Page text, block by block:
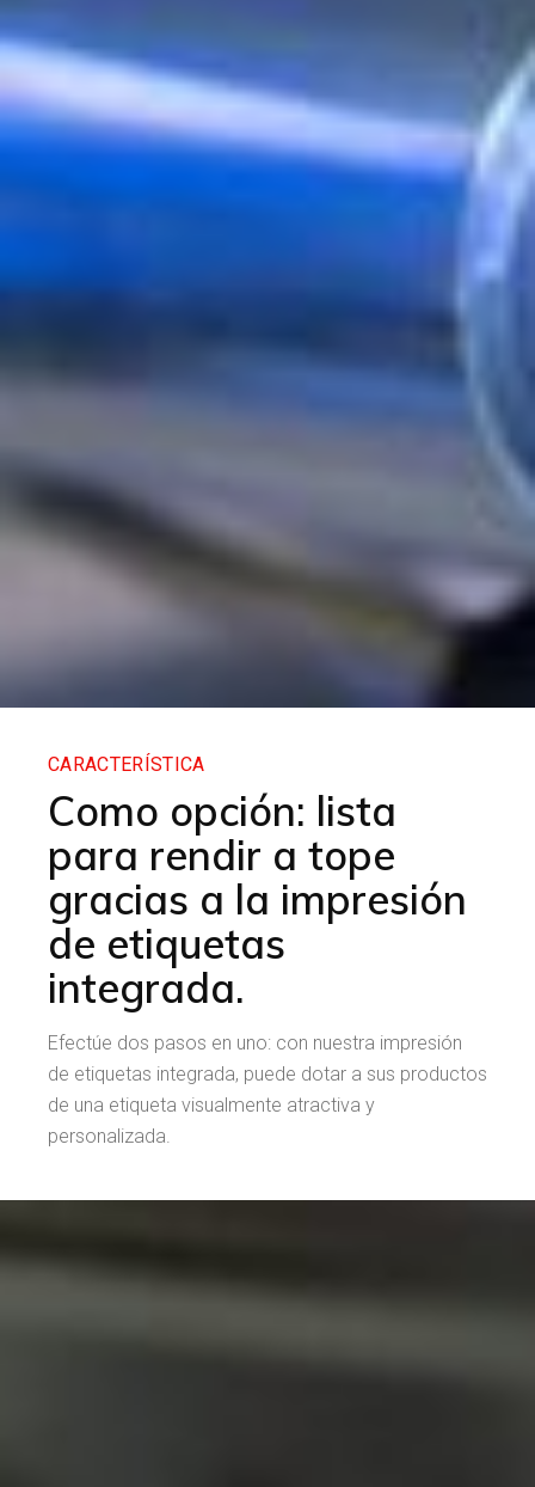
CARACTERÍSTICA
Como opción: lista
para rendir a tope
gracias a la impresión
de etiquetas
integrada.
Efectúe dos pasos en uno: con nuestra impresión
de etiquetas integrada, puede dotar a sus productos
de una etiqueta visualmente atractiva y
personalizada.